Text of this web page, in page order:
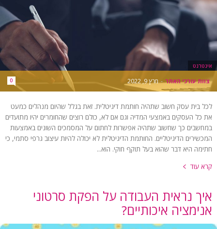
צוות עורכי האתר - מרץ 9, 2022 0
אינטרנט
לכל בית עסק חשוב שתהיה חותמת דיגיטלית. זאת בגלל שהיום מנהלים כמעט
את כל העסקים באמצעי המדיה וגם אם לא, כולם רוצים שהחומרים יהיו מתועדים
במחשבים כך שחשוב שתהיה אפשרות לחתום על המסמכים השונים באמצעות
המכשירים הדיגיטליים. החותמת הדיגיטלית לא יכולה להיות עיצוב גרפי סתמי, כי
חתימה היא דבר שהוא בעל תוקף חוקי. הוא...
קרא עוד
איך נראית העבודה על הפקת סרטוני
אנימציה איכותיים?